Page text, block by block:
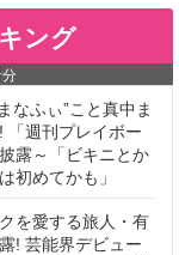
ング
なふぃ”こと真中ま
「週刊プレイボー
露～「ビキニとか
初めてかも」
を愛する旅人・有
! 芸能界デビュー